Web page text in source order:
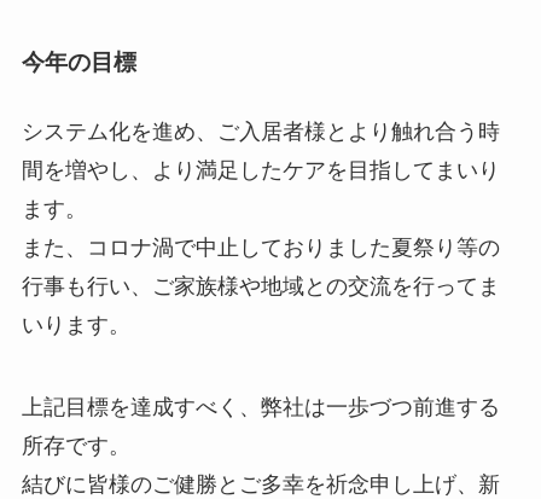
今年の目標
システム化を進め、ご入居者様とより触れ合う時
間を増やし、より満足したケアを目指してまいり
ます。
また、コロナ渦で中止しておりました夏祭り等の
行事も行い、ご家族様や地域との交流を行ってま
いります。
上記目標を達成すべく、弊社は一歩づつ前進する
所存です。
結びに皆様のご健勝とご多幸を祈念申し上げ、新